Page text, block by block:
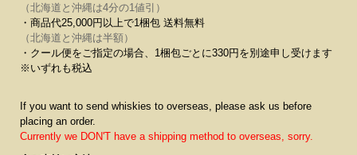
（北海道と沖縄は4分の1値引）
・商品代25,000円以上で1梱包 送料無料
（北海道と沖縄は半額）
・クール便をご指定の場合、1梱包ごとに330円を別途申し受けます
※いずれも税込
If you want to send whiskies to overseas, please ask us before
placing an order.
Currently we DON'T have a shipping method to overseas, sorry.